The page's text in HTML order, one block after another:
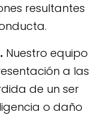
resultantes
Nuestro equipo
a las
de un ser
o daño